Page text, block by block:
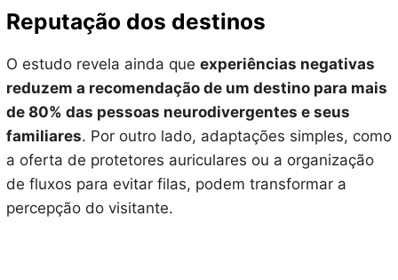
Reputação dos destinos
O estudo revela ainda que experiências negativas
reduzem a recomendação de um destino para mais
de 80% das pessoas neurodivergentes e seus
familiares. Por outro lado, adaptações simples, como
a oferta de protetores auriculares ou a organização
de fluxos para evitar filas, podem transformar a
percepção do visitante.